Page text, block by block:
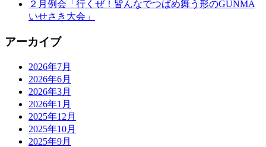
２月例会「行くぜ！皆んなでつばめ舞う形のGUNMA
いせさき大会」
アーカイブ
2026年7月
2026年6月
2026年3月
2026年1月
2025年12月
2025年10月
2025年9月